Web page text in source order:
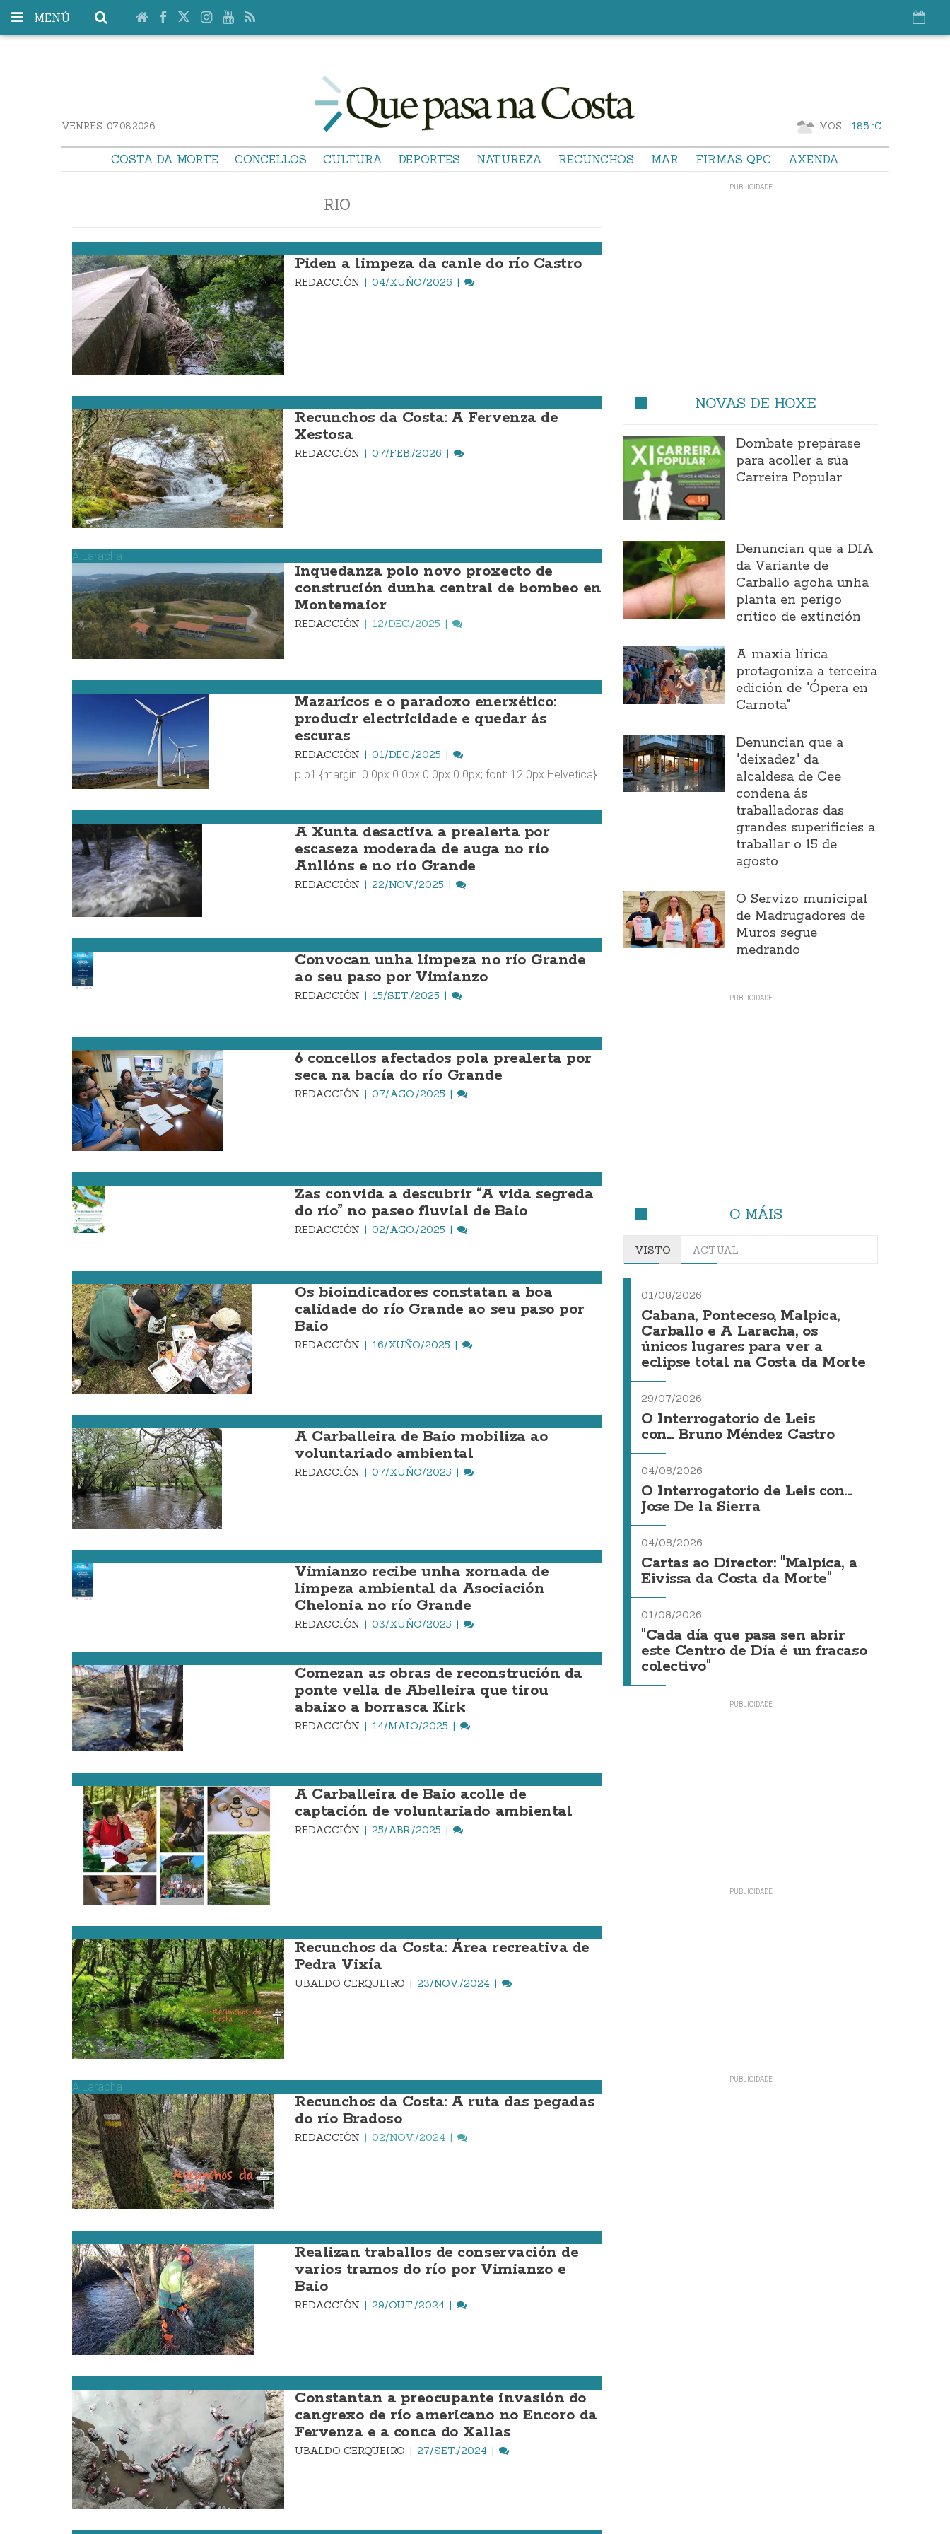
MENÚ
VENRES. 07.08.2026 MOS 18.5 °C
COSTA DA MORTE CONCELLOS CULTURA DEPORTES NATUREZA RECUNCHOS MAR FIRMAS QPC AXENDA
RIO
Piden a limpeza da canle do río Castro
REDACCIÓN 04/XUÑO/2026
Recunchos da Costa: A Fervenza de
Xestosa
REDACCIÓN 07/FEB./2026
A Laracha
Inquedanza polo novo proxecto de
construción dunha central de bombeo en
Montemaior
REDACCIÓN 12/DEC./2025
Mazaricos e o paradoxo enerxético:
producir electricidade e quedar ás
escuras
REDACCIÓN 01/DEC./2025
p.p1 {margin: 0.0px 0.0px 0.0px 0.0px; font: 12.0px Helvetica}
A Xunta desactiva a prealerta por
escaseza moderada de auga no río
Anllóns e no río Grande
REDACCIÓN 22/NOV./2025
Convocan unha limpeza no río Grande
ao seu paso por Vimianzo
REDACCIÓN 15/SET./2025
6 concellos afectados pola prealerta por
seca na bacía do río Grande
REDACCIÓN 07/AGO./2025
Zas convida a descubrir “A vida segreda
do río” no paseo fluvial de Baio
REDACCIÓN 02/AGO./2025
Os bioindicadores constatan a boa
calidade do río Grande ao seu paso por
Baio
REDACCIÓN 16/XUÑO/2025
A Carballeira de Baio mobiliza ao
voluntariado ambiental
REDACCIÓN 07/XUÑO/2025
Vimianzo recibe unha xornada de
limpeza ambiental da Asociación
Chelonia no río Grande
REDACCIÓN 03/XUÑO/2025
Comezan as obras de reconstrución da
ponte vella de Abelleira que tirou
abaixo a borrasca Kirk
REDACCIÓN 14/MAIO/2025
A Carballeira de Baio acolle de
captación de voluntariado ambiental
REDACCIÓN 25/ABR./2025
Recunchos da Costa: Área recreativa de
Pedra Vixía
UBALDO CERQUEIRO 23/NOV./2024
A Laracha
Recunchos da Costa: A ruta das pegadas
do río Bradoso
REDACCIÓN 02/NOV./2024
Realizan traballos de conservación de
varios tramos do río por Vimianzo e
Baio
REDACCIÓN 29/OUT./2024
Constantan a preocupante invasión do
cangrexo de río americano no Encoro da
Fervenza e a conca do Xallas
UBALDO CERQUEIRO 27/SET./2024
NOVAS DE HOXE
Dombate prepárase
para acoller a súa
Carreira Popular
Denuncian que a DIA
da Variante de
Carballo agoha unha
planta en perigo
crítico de extinción
A maxia lírica
protagoniza a terceira
edición de "Ópera en
Carnota"
Denuncian que a
"deixadez" da
alcaldesa de Cee
condena ás
traballadoras das
grandes superificies a
traballar o 15 de
agosto
O Servizo municipal
de Madrugadores de
Muros segue
medrando
O MÁIS
VISTO ACTUAL
01/08/2026
Cabana, Ponteceso, Malpica,
Carballo e A Laracha, os
únicos lugares para ver a
eclipse total na Costa da Morte
29/07/2026
O Interrogatorio de Leis
con... Bruno Méndez Castro
04/08/2026
O Interrogatorio de Leis con...
Jose De la Sierra
04/08/2026
Cartas ao Director: "Malpica, a
Eivissa da Costa da Morte"
01/08/2026
"Cada día que pasa sen abrir
este Centro de Día é un fracaso
colectivo"